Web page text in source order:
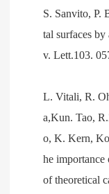
S. Sanvito, P.
tal surfaces
v. Lett.103.
L. Vitali, R.
a,Kun. Tao,
o, K. Kern,
he importance
of theoretical